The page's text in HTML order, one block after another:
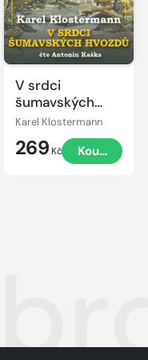
V srdci
šumavských
hvozdů
Karel Klostermann
269 Kč Koupit